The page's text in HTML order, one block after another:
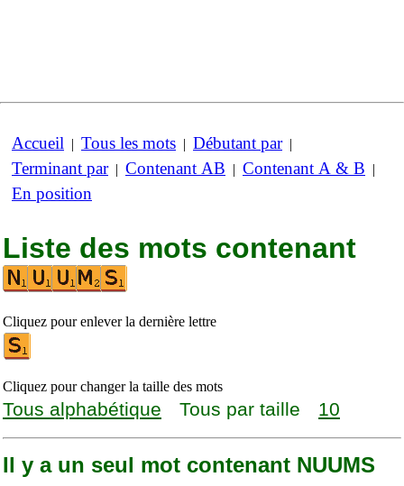
Accueil | Tous les mots | Débutant par|
Terminant par| Contenant AB | Contenant A & B |
En position
Liste des mots contenant
Cliquez pour enlever la dernière lettre
Cliquez pour changer la taille des mots
Tous alphabétique Tous par taille 10
Il y a un seul mot contenant NUUMS